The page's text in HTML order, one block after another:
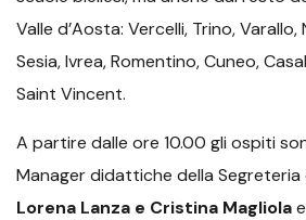
Valle d’Aosta: Vercelli, Trino,
Sesia, Ivrea, Romentino, Cuneo,
Saint Vincent.
A partire dalle ore 10.00 gli ospiti
Manager didattiche della
Lorena Lanza e Cristina Magliola